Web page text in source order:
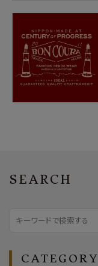
SEARCH
CATEGORY